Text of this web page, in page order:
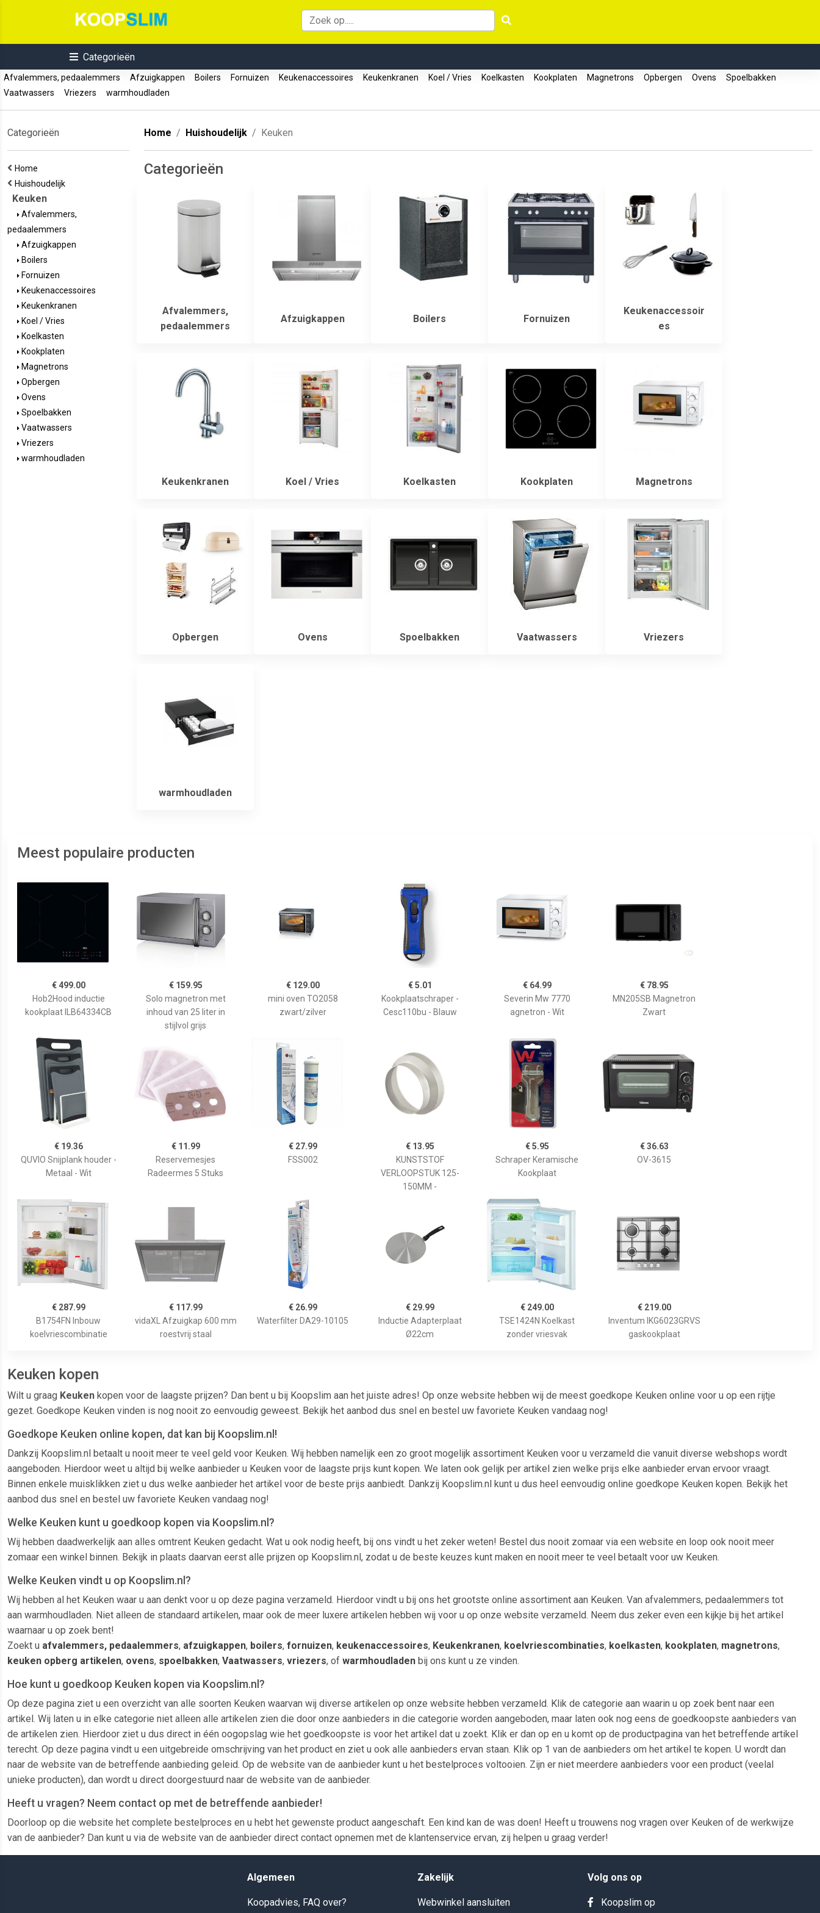
Categorieën
Afvalemmers, pedaalemmers Afzuigkappen Boilers Fornuizen Keukenaccessoires Keukenkranen Koel / Vries Koelkasten Kookplaten Magnetrons Opbergen Ovens
Spoelbakken
Vaatwassers
Vriezers warmhoudladen
Categorieën
Home
Huishoudelijk
Keuken
Afvalemmers,
pedaalemmers
Afzuigkappen
Boilers
Fornuizen
Keukenaccessoires
Keukenkranen
Koel / Vries
Koelkasten
Kookplaten
Magnetrons
Opbergen
Ovens
Spoelbakken
Vaatwassers
Vriezers
warmhoudladen
Home Huishoudelijk Keuken
Categorieën
Afvalemmers,
pedaalemmers
Afzuigkappen Boilers Fornuizen
Keukenaccessoir
es
Keukenkranen Koel / Vries Koelkasten Kookplaten Magnetrons
Opbergen Ovens Spoelbakken Vaatwassers Vriezers
warmhoudladen
Meest populaire producten
€ 499.00
Hob2Hood inductie
kookplaat ILB64334CB
€ 159.95
Solo magnetron met
inhoud van 25 liter in
stijlvol grijs
€ 129.00
mini oven TO2058
zwart/zilver
€ 5.01
Kookplaatschraper -
Cesc110bu - Blauw
€ 64.99
Severin Mw 7770
agnetron - Wit
€ 78.95
MN205SB Magnetron
Zwart
€ 19.36
QUVIO Snijplank houder -
Metaal - Wit
€ 11.99
Reservemesjes
Radeermes 5 Stuks
€ 27.99
FSS002
€ 13.95
KUNSTSTOF
VERLOOPSTUK 125-
150MM -
€ 5.95
Schraper Keramische
Kookplaat
€ 36.63
OV-3615
€ 287.99
B1754FN Inbouw
koelvriescombinatie
€ 117.99
vidaXL Afzuigkap 600 mm
roestvrij staal
€ 26.99
Waterfilter DA29-10105
€ 29.99
Inductie Adapterplaat
Ø22cm
€ 249.00
TSE1424N Koelkast
zonder vriesvak
€ 219.00
Inventum IKG6023GRVS
gaskookplaat
Keuken kopen
Wilt u graag Keuken kopen voor de laagste prijzen? Dan bent u bij Koopslim aan het juiste adres! Op onze website hebben wij de meest goedkope Keuken online voor u op een rijtje
gezet. Goedkope Keuken vinden is nog nooit zo eenvoudig geweest. Bekijk het aanbod dus snel en bestel uw favoriete Keuken vandaag nog!
Goedkope Keuken online kopen, dat kan bij Koopslim.nl!
Dankzij Koopslim.nl betaalt u nooit meer te veel geld voor Keuken. Wij hebben namelijk een zo groot mogelijk assortiment Keuken voor u verzameld die vanuit diverse webshops wordt
aangeboden. Hierdoor weet u altijd bij welke aanbieder u Keuken voor de laagste prijs kunt kopen. We laten ook gelijk per artikel zien welke prijs elke aanbieder ervan ervoor vraagt.
Binnen enkele muisklikken ziet u dus welke aanbieder het artikel voor de beste prijs aanbiedt. Dankzij Koopslim.nl kunt u dus heel eenvoudig online goedkope Keuken kopen. Bekijk het
aanbod dus snel en bestel uw favoriete Keuken vandaag nog!
Welke Keuken kunt u goedkoop kopen via Koopslim.nl?
Wij hebben daadwerkelijk aan alles omtrent Keuken gedacht. Wat u ook nodig heeft, bij ons vindt u het zeker weten! Bestel dus nooit zomaar via een website en loop ook nooit meer
zomaar een winkel binnen. Bekijk in plaats daarvan eerst alle prijzen op Koopslim.nl, zodat u de beste keuzes kunt maken en nooit meer te veel betaalt voor uw Keuken.
Welke Keuken vindt u op Koopslim.nl?
Wij hebben al het Keuken waar u aan denkt voor u op deze pagina verzameld. Hierdoor vindt u bij ons het grootste online assortiment aan Keuken. Van afvalemmers, pedaalemmers tot
aan warmhoudladen. Niet alleen de standaard artikelen, maar ook de meer luxere artikelen hebben wij voor u op onze website verzameld. Neem dus zeker even een kijkje bij het artikel
waarnaar u op zoek bent!
Zoekt u afvalemmers, pedaalemmers, afzuigkappen, boilers, fornuizen, keukenaccessoires, Keukenkranen, koelvriescombinaties, koelkasten, kookplaten, magnetrons,
keuken opberg artikelen, ovens, spoelbakken, Vaatwassers, vriezers, of warmhoudladen bij ons kunt u ze vinden.
Hoe kunt u goedkoop Keuken kopen via Koopslim.nl?
Op deze pagina ziet u een overzicht van alle soorten Keuken waarvan wij diverse artikelen op onze website hebben verzameld. Klik de categorie aan waarin u op zoek bent naar een
artikel. Wij laten u in elke categorie niet alleen alle artikelen zien die door onze aanbieders in die categorie worden aangeboden, maar laten ook nog eens de goedkoopste aanbieders van
de artikelen zien. Hierdoor ziet u dus direct in één oogopslag wie het goedkoopste is voor het artikel dat u zoekt. Klik er dan op en u komt op de productpagina van het betreffende artikel
terecht. Op deze pagina vindt u een uitgebreide omschrijving van het product en ziet u ook alle aanbieders ervan staan. Klik op 1 van de aanbieders om het artikel te kopen. U wordt dan
naar de website van de betreffende aanbieding geleid. Op de website van de aanbieder kunt u het bestelproces voltooien. Zijn er niet meerdere aanbieders voor een product (veelal
unieke producten), dan wordt u direct doorgestuurd naar de website van de aanbieder.
Heeft u vragen? Neem contact op met de betreffende aanbieder!
Doorloop op die website het complete bestelproces en u hebt het gewenste product aangeschaft. Een kind kan de was doen! Heeft u trouwens nog vragen over Keuken of de werkwijze
van de aanbieder? Dan kunt u via de website van de aanbieder direct contact opnemen met de klantenservice ervan, zij helpen u graag verder!
Algemeen
Koopadvies, FAQ over?
Zakelijk
Webwinkel aansluiten
Volg ons op
Koopslim op